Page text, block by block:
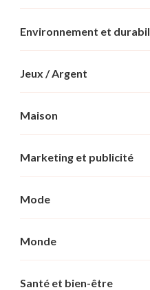
Environnement et
Jeux / Argent
Maison
Marketing et publicité
Mode
Monde
Santé et bien-être